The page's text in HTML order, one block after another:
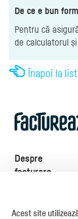
De ce e bun
Pentru că
de calculatorul
Înapoi la
Despre
facturare
Exemple de facturi
Acest site